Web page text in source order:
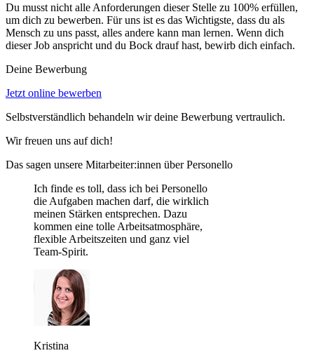
Du musst nicht alle Anforderungen dieser Stelle zu 100% erfüllen,
um dich zu bewerben. Für uns ist es das Wichtigste, dass du als
Mensch zu uns passt, alles andere kann man lernen. Wenn dich
dieser Job anspricht und du Bock drauf hast, bewirb dich einfach.
Deine Bewerbung
Jetzt online bewerben
Selbstverständlich behandeln wir deine Bewerbung vertraulich.
Wir freuen uns auf dich!
Das sagen unsere Mitarbeiter:innen über Personello
Ich finde es toll, dass ich bei Personello
die Aufgaben machen darf, die wirklich
meinen Stärken entsprechen. Dazu
kommen eine tolle Arbeitsatmosphäre,
flexible Arbeitszeiten und ganz viel
Team-Spirit.
Kristina